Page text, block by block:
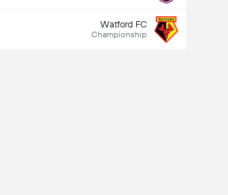
Watford FC
Championship